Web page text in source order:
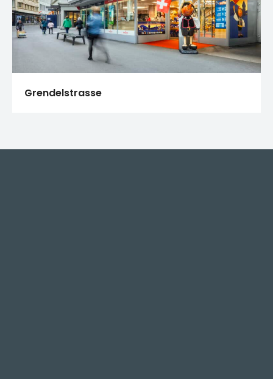
Grendelstrasse